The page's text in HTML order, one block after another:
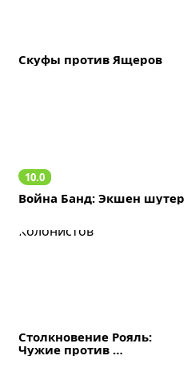
Скуфы против Ящеров
10.0
Война Банд: Экшен шутер
Столкновение Рояль:
Чужие против